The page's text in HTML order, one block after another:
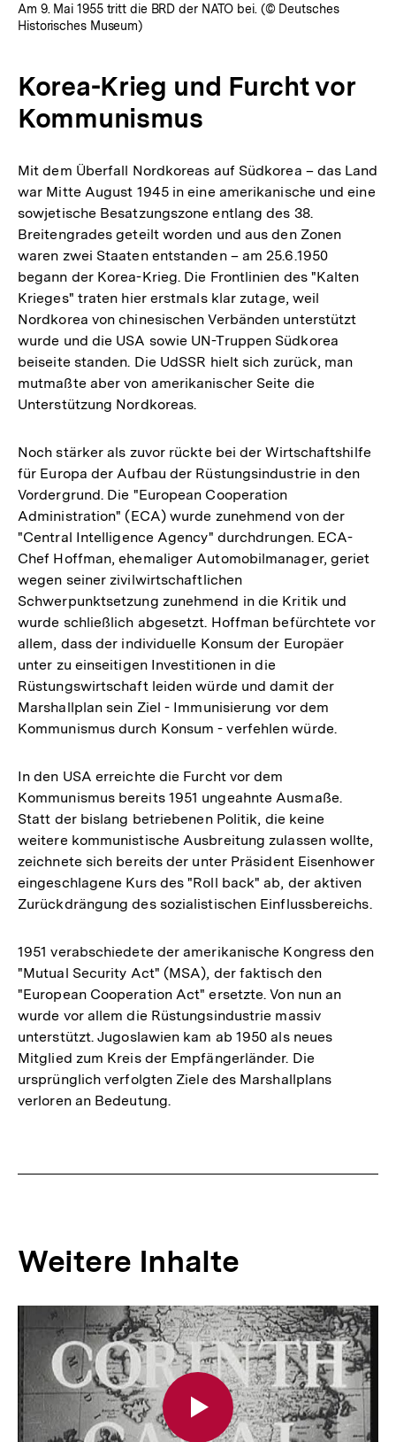
Am 9. Mai 1955 tritt die BRD der NATO bei. (© Deutsches
Historisches Museum)
Korea-Krieg und Furcht vor
Kommunismus
Mit dem Überfall Nordkoreas auf Südkorea – das Land
war Mitte August 1945 in eine amerikanische und eine
sowjetische Besatzungszone entlang des 38.
Breitengrades geteilt worden und aus den Zonen
waren zwei Staaten entstanden – am 25.6.1950
begann der Korea-Krieg. Die Frontlinien des "Kalten
Krieges" traten hier erstmals klar zutage, weil
Nordkorea von chinesischen Verbänden unterstützt
wurde und die USA sowie UN-Truppen Südkorea
beiseite standen. Die UdSSR hielt sich zurück, man
mutmaßte aber von amerikanischer Seite die
Unterstützung Nordkoreas.
Noch stärker als zuvor rückte bei der Wirtschaftshilfe
für Europa der Aufbau der Rüstungsindustrie in den
Vordergrund. Die "European Cooperation
Administration" (ECA) wurde zunehmend von der
"Central Intelligence Agency" durchdrungen. ECA-
Chef Hoffman, ehemaliger Automobilmanager, geriet
wegen seiner zivilwirtschaftlichen
Schwerpunktsetzung zunehmend in die Kritik und
wurde schließlich abgesetzt. Hoffman befürchtete vor
allem, dass der individuelle Konsum der Europäer
unter zu einseitigen Investitionen in die
Rüstungswirtschaft leiden würde und damit der
Marshallplan sein Ziel - Immunisierung vor dem
Kommunismus durch Konsum - verfehlen würde.
In den USA erreichte die Furcht vor dem
Kommunismus bereits 1951 ungeahnte Ausmaße.
Statt der bislang betriebenen Politik, die keine
weitere kommunistische Ausbreitung zulassen wollte,
zeichnete sich bereits der unter Präsident Eisenhower
eingeschlagene Kurs des "Roll back" ab, der aktiven
Zurückdrängung des sozialistischen Einflussbereichs.
1951 verabschiedete der amerikanische Kongress den
"Mutual Security Act" (MSA), der faktisch den
"European Cooperation Act" ersetzte. Von nun an
wurde vor allem die Rüstungsindustrie massiv
unterstützt. Jugoslawien kam ab 1950 als neues
Mitglied zum Kreis der Empfängerländer. Die
ursprünglich verfolgten Ziele des Marshallplans
verloren an Bedeutung.
Weitere Inhalte
Inhaltskarousell
für
weitere
Inhalte
Inhaltskarussell
überspringen